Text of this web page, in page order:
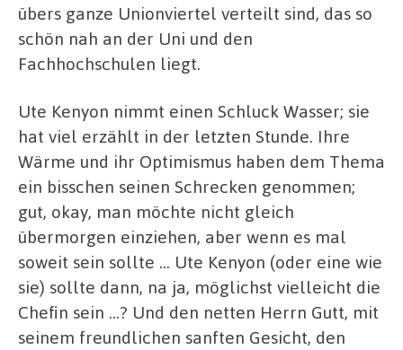
übers ganze Unionviertel verteilt sind, das so
schön nah an der Uni und den
Fachhochschulen liegt.
Ute Kenyon nimmt einen Schluck Wasser; sie
hat viel erzählt in der letzten Stunde. Ihre
Wärme und ihr Optimismus haben dem Thema
ein bisschen seinen Schrecken genommen;
gut, okay, man möchte nicht gleich
übermorgen einziehen, aber wenn es mal
soweit sein sollte … Ute Kenyon (oder eine wie
sie) sollte dann, na ja, möglichst vielleicht die
Chefin sein …? Und den netten Herrn Gutt, mit
seinem freundlichen sanften Gesicht, den